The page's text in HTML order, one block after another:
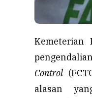
Kemeterian
Control
alasan